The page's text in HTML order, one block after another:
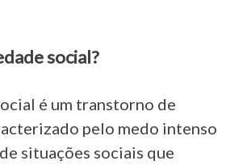
social?
é um transtorno de
pelo medo intenso
situações sociais que